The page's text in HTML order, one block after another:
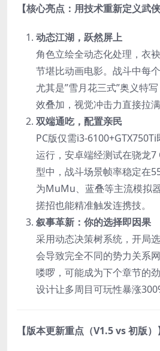
【核心亮点：用技术重新定义武侠
​动态江湖，跃然屏上​
角色立绘全动态化处理，衣
节堪比动画电影。战斗中每
尤其是”雪月花三式”奥义特
效叠加，视觉冲击力直接拉满
​双端通吃，配置亲民​
PC版仅需i3-
运行，安卓端经测试在骁龙
型中，战斗场景帧率稳定在
为MuMu、蓝叠等主流模拟
搓招也能精准触发连携技。
​叙事革新：你的选择即因果​
采用动态决策树系统，开局
会导致完全不同的势力关系
喽啰，可能成为下个章节的
设计让多周目可玩性暴涨
【版本更新重点（V1.5 vs 初版）